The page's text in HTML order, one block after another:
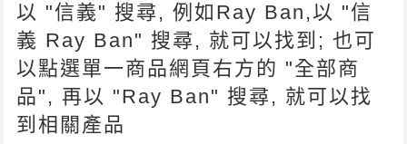
以 "信義" 搜尋, 例如Ray Ban,以 "信
義 Ray Ban" 搜尋, 就可以找到; 也可
以點選單一商品網頁右方的 "全部商
品", 再以 "Ray Ban" 搜尋, 就可以找
到相關產品